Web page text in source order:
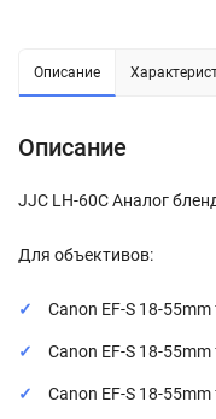
Описание
Описание
JJC LH-60C Аналог
Для объективов:
Canon EF-S 18-
Canon EF-S 18-
Canon EF-S 18-